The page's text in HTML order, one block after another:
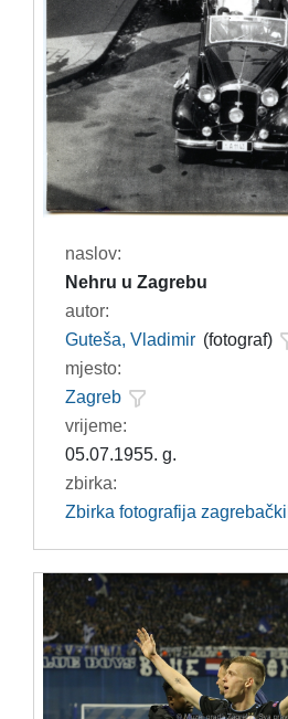
naslov:
Nehru u Zagrebu
autor:
Guteša, Vladimir (fotograf)
mjesto:
Zagreb
vrijeme:
05.07.1955. g.
zbirka:
Zbirka fotografija